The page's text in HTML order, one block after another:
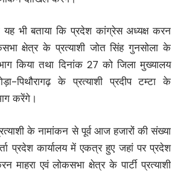
यह भी बताया कि प्रदेश कांग्रेस अध्यक्ष करन
क्षेत्र के प्रत्याशी जोत सिंह गुनसोला के
किया तथा दिनांक 27 को जिला मुख्यालय
पिथौरागढ़ के प्रत्याशी प्रदीप टम्टा के
करेंगे।
के नामांकन से पूर्व आज हजारों की संख्या
प्रदेश कार्यालय में एकत्र हुए जहां पर प्रदेश
माहरा एवं लोकसभा क्षेत्र के पार्टी प्रत्याशी